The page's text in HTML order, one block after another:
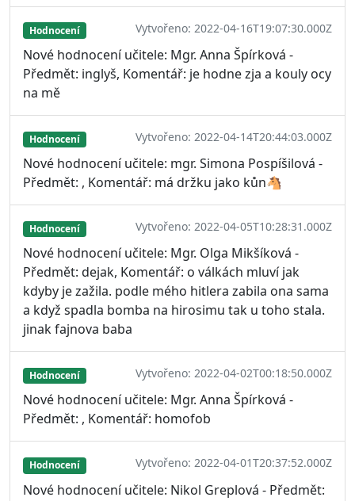
Hodnocení Vytvořeno: 2022-04-16T19:07:30.000Z
Nové hodnocení učitele: Mgr. Anna Špírková -
Předmět: inglyš, Komentář: je hodne zja a kouly ocy
na mě
Hodnocení Vytvořeno: 2022-04-14T20:44:03.000Z
Nové hodnocení učitele: mgr. Simona Pospíšilová -
Předmět: , Komentář: má držku jako kůn🐴
Hodnocení Vytvořeno: 2022-04-05T10:28:31.000Z
Nové hodnocení učitele: Mgr. Olga Mikšíková -
Předmět: dejak, Komentář: o válkách mluví jak
kdyby je zažila. podle mého hitlera zabila ona sama
a když spadla bomba na hirosimu tak u toho stala.
jinak fajnova baba
Hodnocení Vytvořeno: 2022-04-02T00:18:50.000Z
Nové hodnocení učitele: Mgr. Anna Špírková -
Předmět: , Komentář: homofob
Hodnocení Vytvořeno: 2022-04-01T20:37:52.000Z
Nové hodnocení učitele: Nikol Greplová - Předmět: